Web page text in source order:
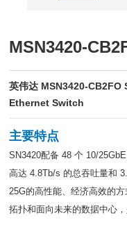
MSN3420-
英伟达 MSN3420-
Ethernet Switch
主要特点
SN3420配备 48 个 10/
高达 4.8Tb/s 的总吞吐量和
25G的高性能、经济高效的
拓扑和面向未来的数据中心